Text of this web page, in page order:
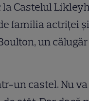
la Castelul
familia actriței
un călugăr
un castel. Nu va